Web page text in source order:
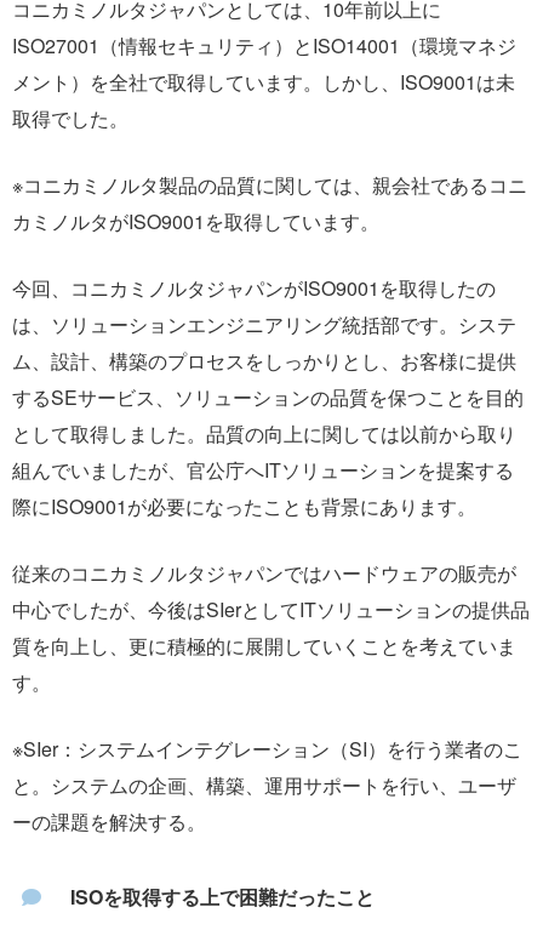
コニカミノルタジャパンとしては、10年前以上に
ISO27001（情報セキュリティ）とISO14001（環境マネジ
メント）を全社で取得しています。しかし、ISO9001は未
取得でした。
※コニカミノルタ製品の品質に関しては、親会社であるコニ
カミノルタがISO9001を取得しています。
今回、コニカミノルタジャパンがISO9001を取得したの
は、ソリューションエンジニアリング統括部です。システ
ム、設計、構築のプロセスをしっかりとし、お客様に提供
するSEサービス、ソリューションの品質を保つことを目的
として取得しました。品質の向上に関しては以前から取り
組んでいましたが、官公庁へITソリューションを提案する
際にISO9001が必要になったことも背景にあります。
従来のコニカミノルタジャパンではハードウェアの販売が
中心でしたが、今後はSIerとしてITソリューションの提供品
質を向上し、更に積極的に展開していくことを考えていま
す。
※SIer：システムインテグレーション（SI）を行う業者のこ
と。システムの企画、構築、運用サポートを行い、ユーザ
ーの課題を解決する。
ISOを取得する上で困難だったこと